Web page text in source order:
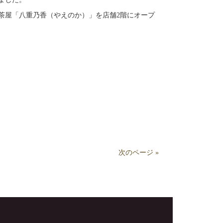
屋「八重乃香（やえのか）」を店舗2階にオープ
次のページ »